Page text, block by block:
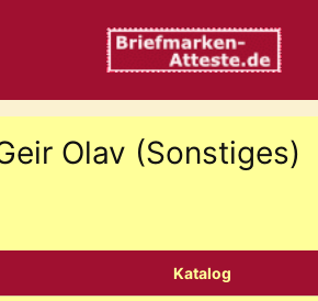
Olav (Sonstiges)
Katalog